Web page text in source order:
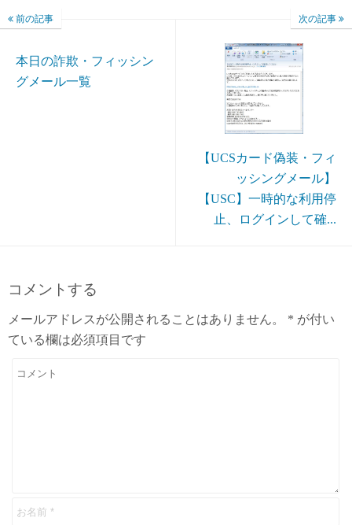
前の記事
本日の詐欺・フィッシン
グメール一覧
次の記事
【UCSカード偽装・フィ
ッシングメール】
【USC】一時的な利用停
止、ログインして確...
コメントする
メールアドレスが公開されることはありません。 * が付い
ている欄は必須項目です